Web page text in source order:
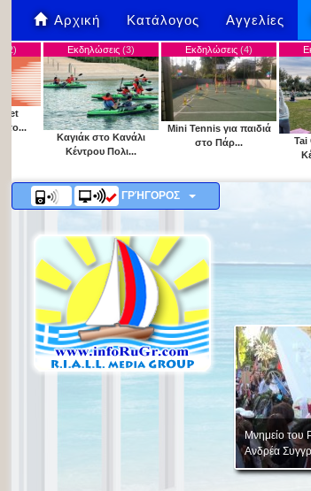
Αρχική Κατάλογος Αγγελίες
στο Κανάλι
Εκδηλώσεις
Mini Tennis για παιδιά
στο Πάρ...
Εκδηλώσεις
Tai Chi στο Πάρκο
ΓΡΉΓΟΡΟΣ